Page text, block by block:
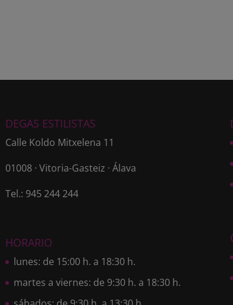
DEGAS ESTILISTAS
Calle Koldo Mitxelena 11
01008 · Vitoria-Gasteiz · Álava
Tel.: 945 244 244
HORARIO
lunes: de 15:00 h. a 18:30 h.
martes a viernes: de 9:30 h. a 18:30 h.